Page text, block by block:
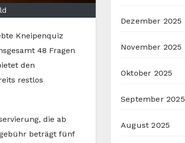
Kneipenquiz
48 Fragen
den
restlos
die ab
beträgt fünf
Dezember 2025
November 2025
Oktober 2025
September 2025
August 2025